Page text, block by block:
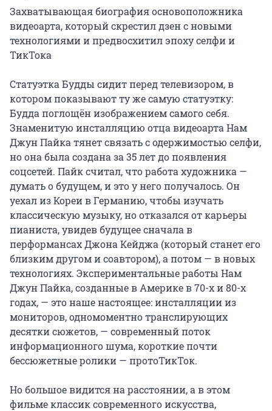
Захватывающая биография основоположника
видеоарта, который скрестил дзен с новыми
технологиями и предвосхитил эпоху селфи и
ТикТока
Статуэтка Будды сидит перед телевизором, в
котором показывают ту же самую статуэтку:
Будда поглощён изображением самого себя.
Знаменитую инсталляцию отца видеоарта Нам
Джун Пайка тянет связать с одержимостью селфи,
но она была создана за 35 лет до появления
соцсетей. Пайк считал, что работа художника —
думать о будущем, и это у него получалось. Он
уехал из Кореи в Германию, чтобы изучать
классическую музыку, но отказался от карьеры
пианиста, увидев будущее сначала в
перформансах Джона Кейджа (который станет его
близким другом и соавтором), а потом — в новых
технологиях. Экспериментальные работы Нам
Джун Пайка, созданные в Америке в 70-х и 80-х
годах, — это наше настоящее: инсталляции из
мониторов, одномоментно транслирующих
десятки сюжетов, — современный поток
информационного шума, короткие почти
бессюжетные ролики — протоТикТок.
Но большое видится на расстоянии, а в этом
фильме классик современного искусства,